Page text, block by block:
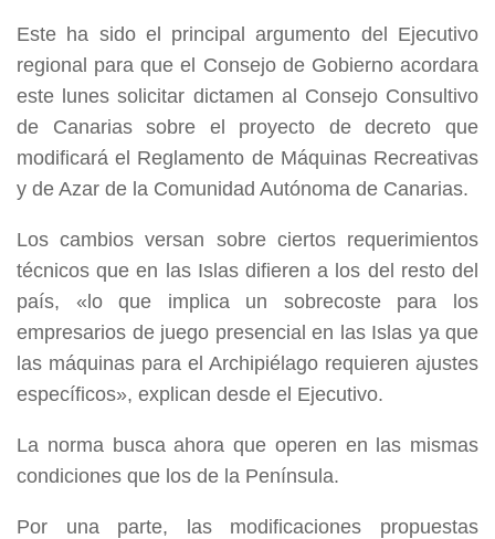
Este ha sido el principal argumento del Ejecutivo
regional para que el Consejo de Gobierno acordara
este lunes solicitar dictamen al Consejo Consultivo
de Canarias sobre el proyecto de decreto que
modificará el Reglamento de Máquinas Recreativas
y de Azar de la Comunidad Autónoma de Canarias.
Los cambios versan sobre ciertos requerimientos
técnicos que en las Islas difieren a los del resto del
país, «lo que implica un sobrecoste para los
empresarios de juego presencial en las Islas ya que
las máquinas para el Archipiélago requieren ajustes
específicos», explican desde el Ejecutivo.
La norma busca ahora que operen en las mismas
condiciones que los de la Península.
Por una parte, las modificaciones propuestas